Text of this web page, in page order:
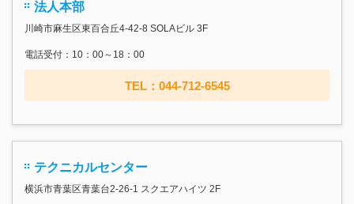
法人本部
川崎市麻生区東百合丘4-42-8 SOLAビル 3F
電話受付：10：00～18：00
TEL：044-712-6545
テクニカルセンター
横浜市青葉区青葉台2-26-1 スクエアハイツ 2F